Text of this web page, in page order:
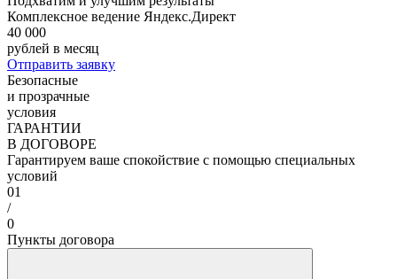
Комплексное ведение Яндекс.Директ
40 000
рублей в месяц
Отправить заявку
Безопасные
и прозрачные
условия
ГАРАНТИИ
В ДОГОВОРЕ
Гарантируем ваше спокойствие с помощью специальных
условий
01
/
0
Пункты договора